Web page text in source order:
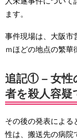
ます。
事件現場は、大阪市
ｍほどの地点の繁華
追記① – 女性
者を殺人容疑
その後の発表による
性は、搬送先の病院